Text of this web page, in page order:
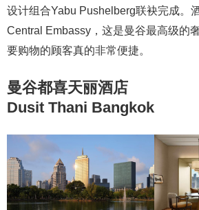
设计组合Yabu Pushelberg联袂完成。
Central Embassy，这是曼谷最高级的
要购物的顾客真的非常便捷。
曼谷都喜天丽酒店
Dusit Thani Bangkok